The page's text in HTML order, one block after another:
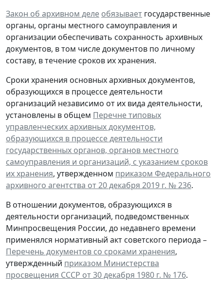
Закон об архивном деле обязывает государственные
органы, органы местного самоуправления и
организации обеспечивать сохранность архивных
документов, в том числе документов по личному
составу, в течение сроков их хранения.
Сроки хранения основных архивных документов,
образующихся в процессе деятельности
организаций независимо от их вида деятельности,
установлены в общем Перечне типовых
управленческих архивных документов,
образующихся в процессе деятельности
государственных органов, органов местного
самоуправления и организаций, с указанием сроков
их хранения, утвержденном приказом Федерального
архивного агентства от 20 декабря 2019 г. № 236.
В отношении документов, образующихся в
деятельности организаций, подведомственных
Минпросвещения России, до недавнего времени
применялся нормативный акт советского периода –
Перечень документов со сроками хранения,
утвержденный приказом Министерства
просвещения СССР от 30 декабря 1980 г. № 176.